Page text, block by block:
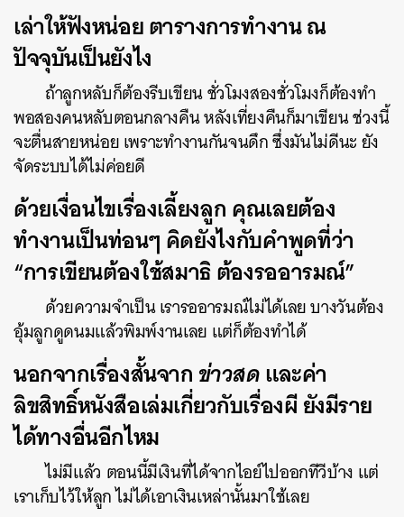
เล่าให้ฟังหน่อย ตารางการทำงาน ณ
ปัจจุบันเป็นยังไง
ถ้าลูกหลับก็ต้องรีบเขียน ชั่วโมงสองชั่วโมงก็ต้องทำ
พอสองคนหลับตอนกลางคืน หลังเที่ยงคืนก็มาเขียน ช่วงนี้
จะตื่นสายหน่อย เพราะทำงานกันจนดึก ซึ่งมันไม่ดีนะ ยัง
จัดระบบได้ไม่ค่อยดี
ด้วยเงื่อนไขเรื่องเลี้ยงลูก คุณเลยต้อง
ทำงานเป็นท่อนๆ คิดยังไงกับคำพูดที่ว่า
“การเขียนต้องใช้สมาธิ ต้องรออารมณ์”
ด้วยความจำเป็น เรารออารมณ์ไม่ได้เลย บางวันต้อง
อุ้มลูกดูดนมแล้วพิมพ์งานเลย แต่ก็ต้องทำได้
นอกจากเรื่องสั้นจากข่าวสดและค่า
ลิขสิทธิ์หนังสือเล่มเกี่ยวกับเรื่องผี ยังมีราย
ได้ทางอื่นอีกไหม
ไม่มีแล้ว ตอนนี้มีเงินที่ได้จากไอย์ไปออกทีวีบ้าง แต่
เราเก็บไว้ให้ลูก ไม่ได้เอาเงินเหล่านั้นมาใช้เลย